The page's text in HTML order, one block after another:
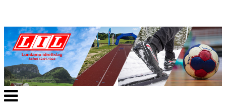
Veksle
navigasjon